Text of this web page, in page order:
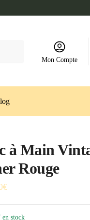
Mon Compte
à Main
Rouge
€
en stock